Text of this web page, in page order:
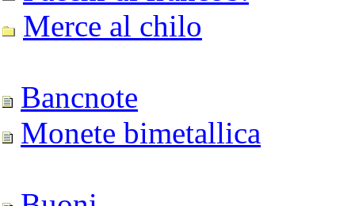
Merce al chilo
Bancnote
Monete bimetallica